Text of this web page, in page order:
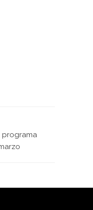
programa